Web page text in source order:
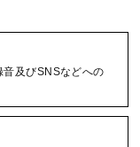
及びSNSなどへの